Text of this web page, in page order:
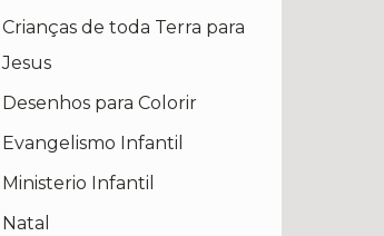
Crianças de toda Terra para
Jesus
Desenhos para Colorir
Evangelismo Infantil
Ministerio Infantil
Natal